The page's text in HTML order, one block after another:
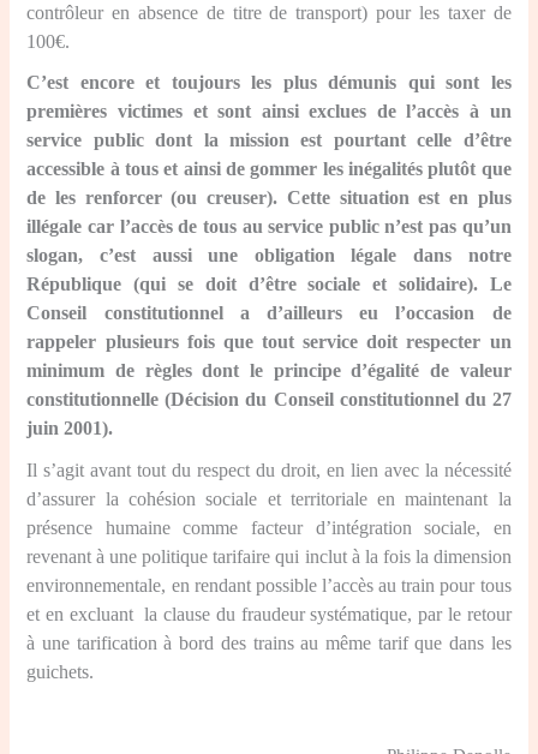
contrôleur en absence de titre de transport) pour les taxer de
100€.
C’est encore et toujours les plus démunis qui sont les
premières victimes et sont ainsi exclues de l’accès à un
service public dont la mission est pourtant celle d’être
accessible à tous et ainsi de gommer les inégalités plutôt que
de les renforcer (ou creuser). Cette situation est en plus
illégale car l’accès de tous au service public n’est pas qu’un
slogan, c’est aussi une obligation légale dans notre
République (qui se doit d’être sociale et solidaire). Le
Conseil constitutionnel a d’ailleurs eu l’occasion de
rappeler plusieurs fois que tout service doit respecter un
minimum de règles dont le principe d’égalité de valeur
constitutionnelle (Décision du Conseil constitutionnel du 27
juin 2001).
Il s’agit avant tout du respect du droit, en lien avec la nécessité
d’assurer la cohésion sociale et territoriale en maintenant la
présence humaine comme facteur d’intégration sociale, en
revenant à une politique tarifaire qui inclut à la fois la dimension
environnementale, en rendant possible l’accès au train pour tous
et en excluant la clause du fraudeur systématique, par le retour
à une tarification à bord des trains au même tarif que dans les
guichets.